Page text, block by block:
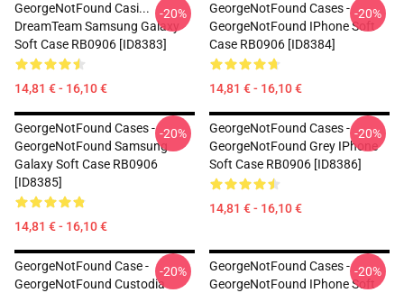
GeorgeNotFound Casi...
DreamTeam Samsung Galaxy
Soft Case RB0906 [ID8383]
14,81 € - 16,10 €
-20%
GeorgeNotFound Cases -
GeorgeNotFound IPhone Soft
Case RB0906 [ID8384]
14,81 € - 16,10 €
-20%
GeorgeNotFound Cases -
GeorgeNotFound Samsung
Galaxy Soft Case RB0906
[ID8385]
14,81 € - 16,10 €
-20%
GeorgeNotFound Cases -
GeorgeNotFound Grey IPhone
Soft Case RB0906 [ID8386]
14,81 € - 16,10 €
-20%
GeorgeNotFound Case -
GeorgeNotFound Custodia
-20%
GeorgeNotFound Cases -
GeorgeNotFound IPhone Soft
-20%